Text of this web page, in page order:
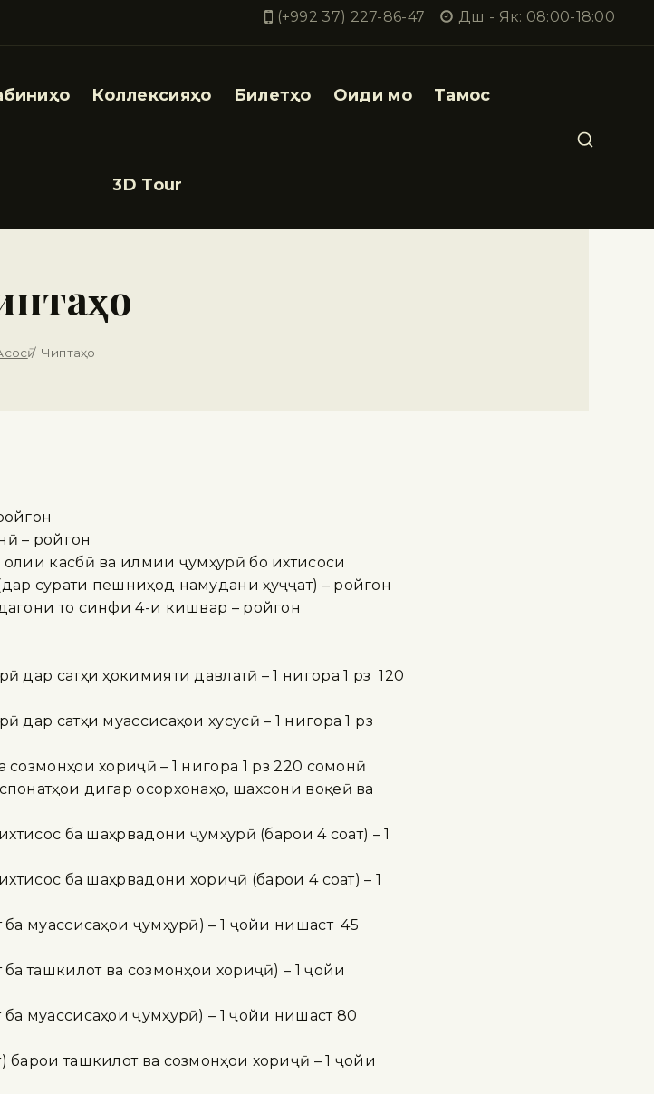
(+992 37) 227-86-47 Дш - Як: 08:00-18:00
Коллексияҳо Билетҳо Оиди мо Тамос
3D Tour
/ Чиптаҳо
– ройгон
касбӣ ва илмии ҷумҳурӣ бо ихтисоси
сурати пешниҳод намудани ҳуҷҷат) – ройгон
то синфи 4-и кишвар – ройгон
сатҳи ҳокимияти давлатӣ – 1 нигора 1 рӯз 120
сатҳи муассисаҳои хусусӣ – 1 нигора 1 рӯз
хориҷӣ – 1 нигора 1 рӯз 220 сомонӣ
дигар осорхонаҳо, шахсони воқеӣ ва
ба шаҳрвадони ҷумҳурӣ (барои 4 соат) – 1
ба шаҳрвадони хориҷӣ (барои 4 соат) – 1
муассисаҳои ҷумҳурӣ) – 1 ҷойи нишаст 45
ташкилот ва созмонҳои хориҷӣ) – 1 ҷойи
муассисаҳои ҷумҳурӣ) – 1 ҷойи нишаст 80
ташкилот ва созмонҳои хориҷӣ – 1 ҷойи